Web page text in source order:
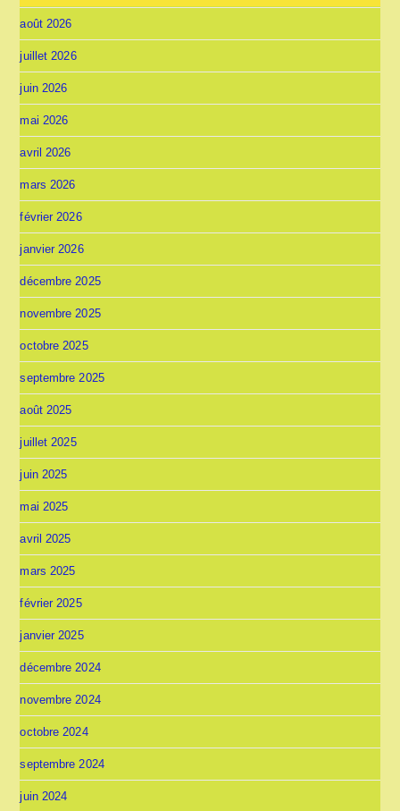
août 2026
juillet 2026
juin 2026
mai 2026
avril 2026
mars 2026
février 2026
janvier 2026
décembre 2025
novembre 2025
octobre 2025
septembre 2025
août 2025
juillet 2025
juin 2025
mai 2025
avril 2025
mars 2025
février 2025
janvier 2025
décembre 2024
novembre 2024
octobre 2024
septembre 2024
juin 2024